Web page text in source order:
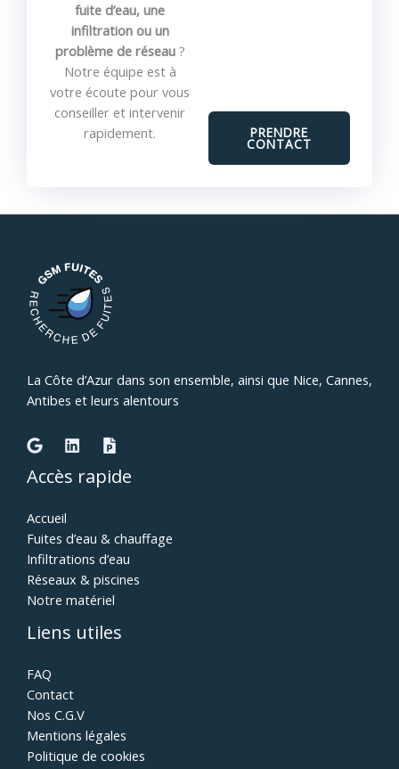
fuite d’eau, une
infiltration ou un
problème de réseau?
Notre équipe est à
votre écoute pour vous
conseiller et intervenir
rapidement.
PRENDRE
CONTACT
La Côte d’Azur dans son ensemble, ainsi que Nice, Cannes,
Antibes et leurs alentours
Accès rapide
Accueil
Fuites d’eau & chauffage
Infiltrations d’eau
Réseaux & piscines
Notre matériel
Liens utiles
FAQ
Contact
Nos C.G.V
Mentions légales
Politique de cookies